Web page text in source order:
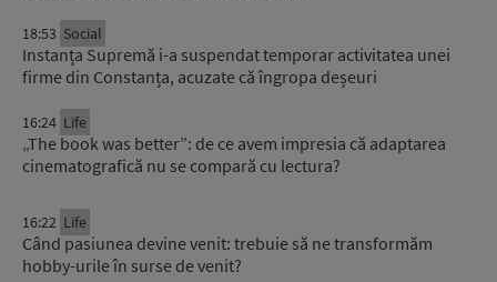
18:53 Social
Instanța Supremă i-a suspendat temporar activitatea unei
firme din Constanța, acuzate că îngropa deșeuri
16:24 Life
„The book was better”: de ce avem impresia că adaptarea
cinematografică nu se compară cu lectura?
16:22 Life
Când pasiunea devine venit: trebuie să ne transformăm
hobby-urile în surse de venit?